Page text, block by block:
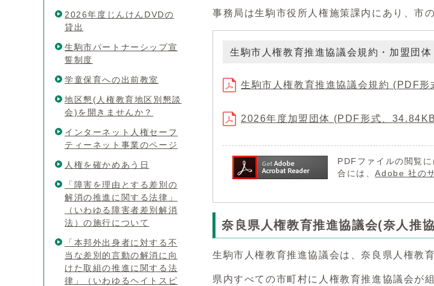
事務局は生駒市役所人権施策課内にあり、市
生駒市人権教育推進協議会規約・加盟団体
生駒市人権教育推進協議会規約 (PDF
2026年度加盟団体 (PDF形式、
PDFファイルの閲覧
合には、Adobe 社の
奈良県人権教育推進協議会(奈人推
生駒市人権教育推進協議会は、奈良県人権教
県内すべての市町村に人権教育推進協議会が
2026年度じんけんDVDの
貸出
生駒市パートナーシップ宣
誓制度
学童保育への出前教室
地区懇(人権教育地区別懇談
会)を開きませんか？
インターネット人権セーフ
ティーネット事業のページ
人権を確かめあう日
「障害を理由とする差別の
解消の推進に関する法律」
（いわゆる障害者差別解消
法）の施行について
「本邦外出身者に対する不
当な差別的言動の解消に向
けた取組の推進に関する法
律」（いわゆるヘイトスピ